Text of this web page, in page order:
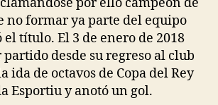
no formar ya parte del equipo
el título. El 3 de enero de 2018
desde su regreso al club
ida de octavos de Copa del Rey
Esportiu y anotó un gol.